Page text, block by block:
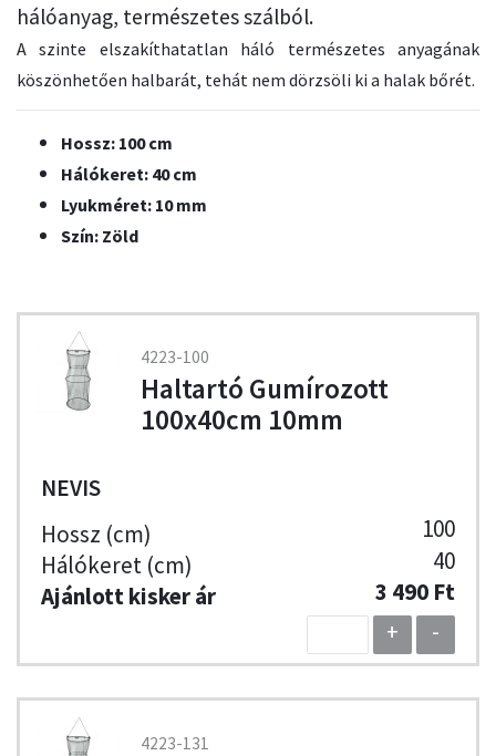
hálóanyag, természetes szálból.
A szinte elszakíthatatlan háló természetes anyagának
köszönhetően halbarát, tehát nem dörzsöli ki a halak bőrét.
Hossz: 100 cm
Hálókeret: 40 cm
Lyukméret: 10 mm
Szín: Zöld
4223-100
Haltartó Gumírozott
100x40cm 10mm
NEVIS
100
40
3 490 Ft
+
-
4223-131